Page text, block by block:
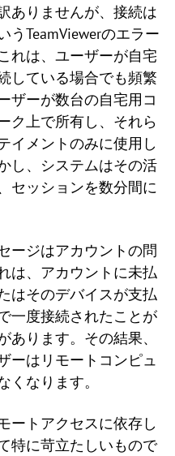
ありませんが、接続は
うTeamViewerのエラー
れは、ユーザーが自宅
している場合でも頻繁
ザーが数台の自宅用コ
ク上で所有し、それら
イメントのみに使用し
し、システムはその活
セッションを数分間に
ージはアカウントの問
は、アカウントに未払
はそのデバイスが支払
一度接続されたことが
ります。その結果、
ーはリモートコンピュ
くなります。
ートアクセスに依存し
特に苛立たしいもので